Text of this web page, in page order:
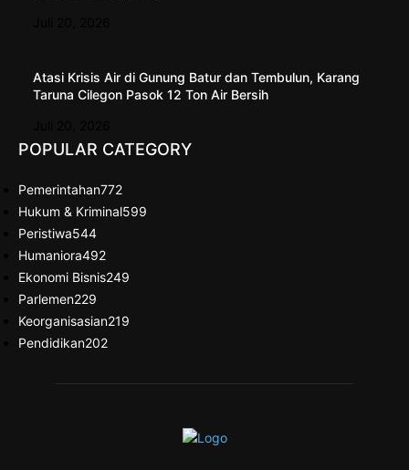
Atasi Krisis Air di Gunung Batur dan Tembulun, Karang
Taruna Cilegon Pasok 12 Ton Air Bersih
POPULAR CATEGORY
Pemerintahan772
Hukum & Kriminal599
Peristiwa544
Humaniora492
Ekonomi Bisnis249
Parlemen229
Keorganisasian219
Pendidikan202